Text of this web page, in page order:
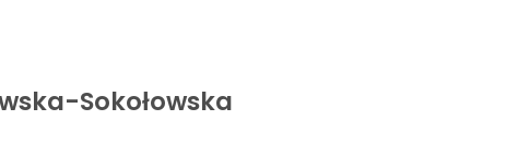
Sokołowska